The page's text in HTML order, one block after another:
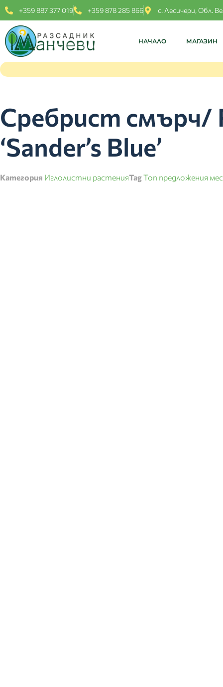
+359 887 377 019 +359 878 285 866 с. Лесичери, Обл.
НАЧАЛО МАГАЗИН
Сребрист смърч/
‘Sander’s Blue’
Категория Иглолистни растенияTagТоп предложения